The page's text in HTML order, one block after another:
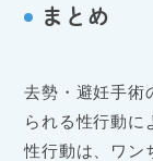
まとめ
去勢・避妊手術
られる性行動に
性行動は、ワン